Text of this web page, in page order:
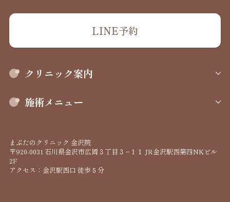
LINE予約
クリニック案内
施術メニュー
まぶたのクリニック 金沢院
〒920-0031 石川県金沢市広岡３丁目３−１１ JR金沢駅西第四NKビル
2F
アクセス：金沢駅西口 徒歩５分